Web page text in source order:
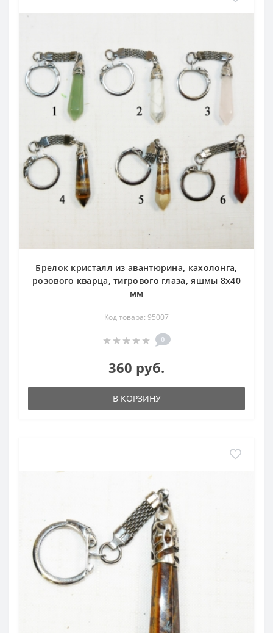
Брелок кристалл из авантюрина, кахолонга,
розового кварца, тигрового глаза, яшмы 8х40
мм
Код товара: 95007
0
360 руб.
В КОРЗИНУ